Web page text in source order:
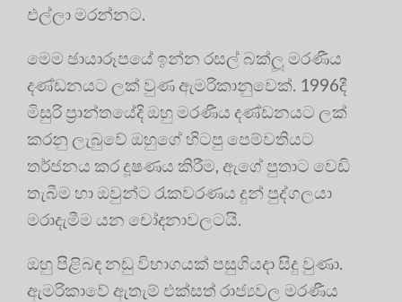
එල්ලා මරන්නට.
මෙම ඡායාරූපයේ ඉන්න රසල් බක්ලූ මරණීය
දණ්ඩනයට ලක් වුණ ඇමරිකානුවෙක්. 1996දී
මිසුරි ප්‍රාන්තයේදි ඔහු මරණීය දණ්ඩනයට ලක්
කරනු ලැබුවේ ඔහුගේ හිටපු පෙම්වතියට
තර්ජනය කර දූෂණය කිරීම, ඇගේ පුතාට වෙඩි
තැබීම හා ඔවුන්ට රැකවරණය දුන් පුද්ගලයා
මරාදැමීම යන චෝදනාවලටයි.
ඔහු පිළිබඳ නඩු විභාගයක් පසුගියදා සිදු වුණා.
ඇමරිකාවේ ඇතැම් එක්සත් රාජ්‍යවල මරණීය